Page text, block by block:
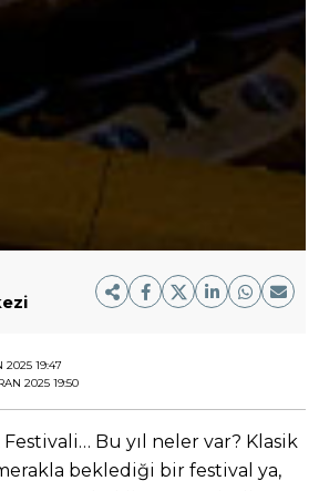
2025 19:47
2025 19:50
Bu yıl neler var? Klasik
beklediği bir festival ya,